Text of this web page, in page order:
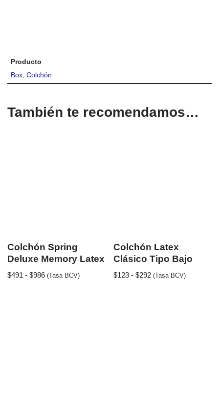
Producto
Box, Colchón
También te recomendamos…
Colchón Spring
Deluxe Memory Latex
$491 - $986 (Tasa BCV)
Colchón Latex
Clásico Tipo Bajo
$123 - $292 (Tasa BCV)